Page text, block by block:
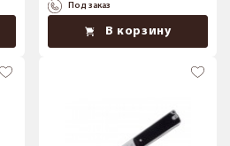
Под заказ
В корзину